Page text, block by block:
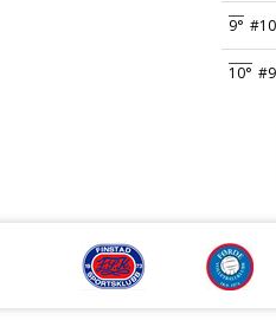
9° #10
10° #9